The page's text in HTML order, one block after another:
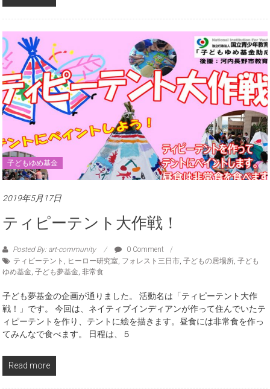
子どもゆめ基金
2019年5月17日
ティピーテント大作戦！
Posted By: art-community
0 Comment
ティピーテント
ヒーロー研究室 フォレスト三日市 ,子どもの居場所 ,子ども
ゆめ基金 ,子ども夢基金 ,非常食
子ども夢基金の企画が通りました。 活動名は「ティピーテント大作
戦！」です。 今回は、ネイティブインディアンが作って住んでいたテ
ィピーテントを作り、テントに絵を描きます。昼食には非常食を作っ
てみんなで食べます。 日程は、５
Read more